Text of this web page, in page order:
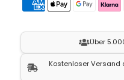
Über
Kostenloser Versand